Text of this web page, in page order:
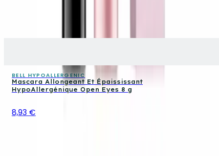
BELL HYPOALLERGENIC
Mascara Allongeant Et Épaississant
HypoAllergénique Open Eyes 8 g
8,93 €